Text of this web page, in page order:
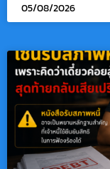
05/08/2026